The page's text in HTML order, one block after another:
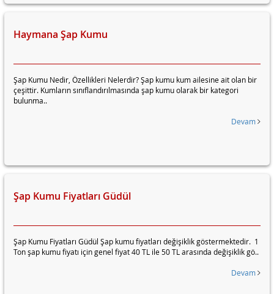
Haymana Şap Kumu
Şap Kumu Nedir, Özellikleri Nelerdir? Şap kumu kum ailesine ait olan bir
çeşittir. Kumların sınıflandırılmasında şap kumu olarak bir kategori
bulunma..
Devam
Şap Kumu Fiyatları Güdül
Şap Kumu Fiyatları Güdül Şap kumu fiyatları değişiklik göstermektedir. 1
Ton şap kumu fiyatı için genel fiyat 40 TL ile 50 TL arasında değişiklik gö..
Devam